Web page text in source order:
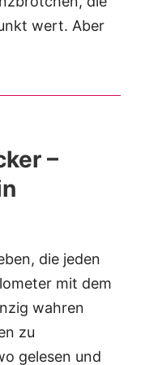
wert. Aber
–
die jeden
mit dem
wahren
zu
gelesen und